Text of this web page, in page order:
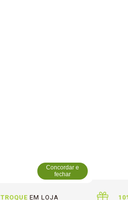
TROQUEEM LOJA
Concordar e
fechar